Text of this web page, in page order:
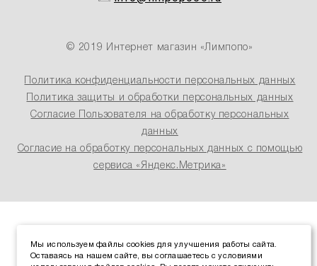
© 2019 Интернет магазин «Лимпопо»
Политика конфиденциальности персональных данных
Политика защиты и обработки персональных данных
Согласие Пользователя на обработку персональных
данных
Согласие на обработку персональных данных с помощью
сервиса «Яндекс.Метрика»
Мы используем файлы cookies для улучшения работы сайта.
Оставаясь на нашем сайте, вы соглашаетесь с условиями